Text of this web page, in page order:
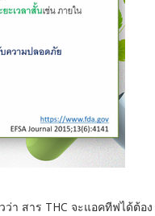
า สาร THC จะแอคทีฟได้ต้อง